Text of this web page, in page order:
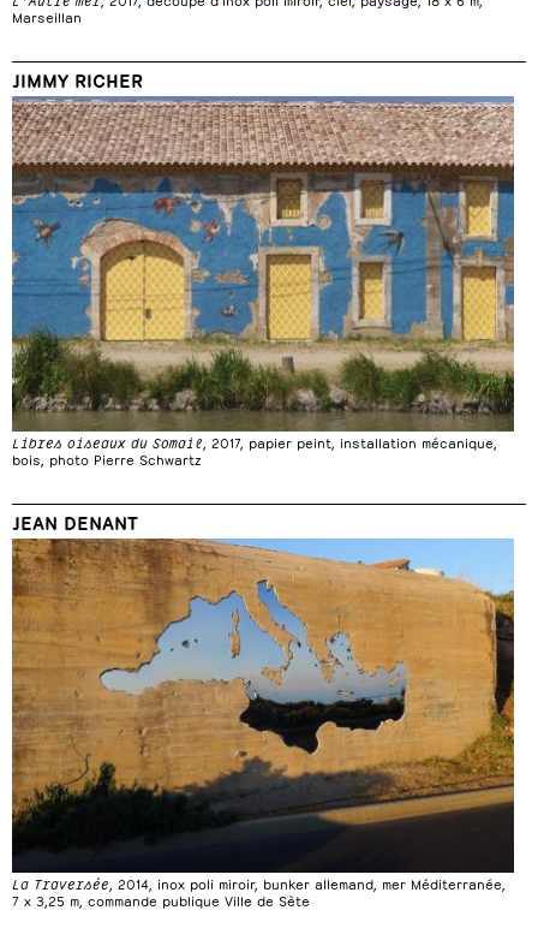
Marseillan
JIMMY RICHER
Libres oiseaux du Somail , 2017, papier peint, installation mécanique,
bois, photo Pierre Schwartz
JEAN DENANT
La Traversée, 2014, inox poli miroir, bunker allemand, mer Méditerranée,
7 x 3,25 m, commande publique Ville de Sète